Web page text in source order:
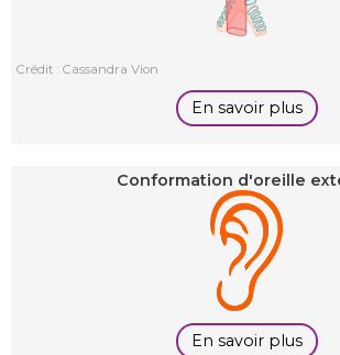
Crédit : Cassandra Vion
En savoir plus
Conformation d'oreille
En savoir plus